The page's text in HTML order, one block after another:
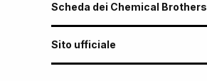
Scheda dei Chemical Brothers
Sito ufficiale